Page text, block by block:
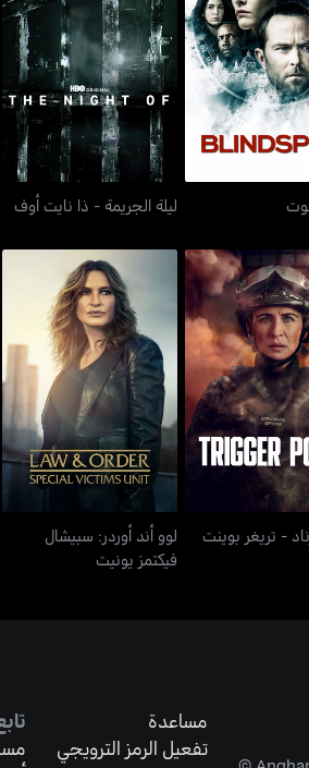
بلايندسبوت ليلة الجريمة - ذا نايت أوف
ليلة الجريمة - ذا نايت أوف
- تريغر بوينت
- تريغر بوينت
لوو أند أوردر: سبيشال
فيكتمز يونيت
لوو أند أوردر: سبيشال
فيكتمز يونيت
مساعدة
تفعيل الرمز الترويجي